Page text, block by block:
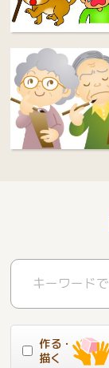
作る・
描く